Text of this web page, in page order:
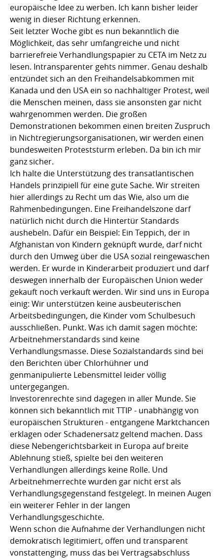
europäische Idee zu werben. Ich kann bisher leider
wenig in dieser Richtung erkennen.
Seit letzter Woche gibt es nun bekanntlich die
Möglichkeit, das sehr umfangreiche und nicht
barrierefreie Verhandlungspapier zu CETA im Netz zu
lesen. Intransparenter gehts nimmer. Genau deshalb
entzündet sich an den Freihandelsabkommen mit
Kanada und den USA ein so nachhaltiger Protest, weil
die Menschen meinen, dass sie ansonsten gar nicht
wahrgenommen werden. Die großen
Demonstrationen bekommen einen breiten Zuspruch
in Nichtregierungsorganisationen, wir werden einen
bundesweiten Proteststurm erleben. Da bin ich mir
ganz sicher.
Ich halte die Unterstützung des transatlantischen
Handels prinzipiell für eine gute Sache. Wir streiten
hier allerdings zu Recht um das Wie, also um die
Rahmenbedingungen. Eine Freihandelszone darf
natürlich nicht durch die Hintertür Standards
aushebeln. Dafür ein Beispiel: Ein Teppich, der in
Afghanistan von Kindern geknüpft wurde, darf nicht
durch den Umweg über die USA sozial reingewaschen
werden. Er wurde in Kinderarbeit produziert und darf
deswegen innerhalb der Europäischen Union weder
gekauft noch verkauft werden. Wir sind uns in Europa
einig: Wir unterstützen keine ausbeuterischen
Arbeitsbedingungen, die Kinder vom Schulbesuch
ausschließen. Punkt. Was ich damit sagen möchte:
Arbeitnehmerstandards sind keine
Verhandlungsmasse. Diese Sozialstandards sind bei
den Berichten über Chlorhühner und
genmanipulierte Lebensmittel leider völlig
untergegangen.
Investorenrechte sind dagegen in aller Munde. Sie
können sich bekanntlich mit TTIP - unabhängig von
europäischen Strukturen - entgangene Marktchancen
erklagen oder Schadenersatz geltend machen. Dass
diese Nebengerichtsbarkeit in Europa auf breite
Ablehnung stieß, spielte bei den weiteren
Verhandlungen allerdings keine Rolle. Und
Arbeitnehmerrechte wurden gar nicht erst als
Verhandlungsgegenstand festgelegt. In meinen Augen
ein weiterer Fehler in der langen
Verhandlungsgeschichte.
Wenn schon die Aufnahme der Verhandlungen nicht
demokratisch legitimiert, offen und transparent
vonstattenging, muss das bei Vertragsabschluss